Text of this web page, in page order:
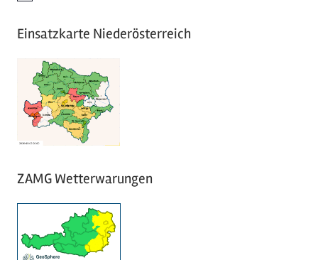
Einsatzkarte Niederösterreich
ZAMG Wetterwarungen